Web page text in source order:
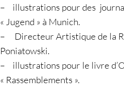
– illustrations pour des
« Jugend » à Munich.
– Directeur Artistique de la
Poniatowski.
– illustrations pour le livre
« Rassemblements ».